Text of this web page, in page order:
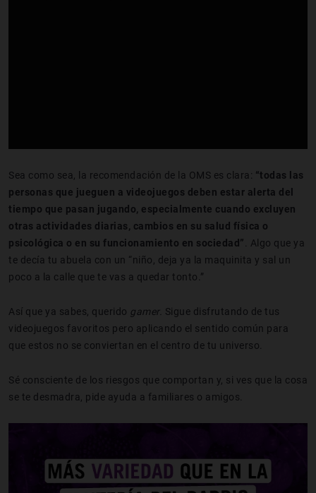
Sea como sea, la recomendación de la OMS es clara: “todas las
personas que jueguen a videojuegos deben estar alerta del
tiempo que pasan jugando, especialmente cuando excluyen
otras actividades diarias, cambios en su salud física o
psicológica o en su funcionamiento en sociedad” . Algo que ya
te decía tu abuela con un “niño, deja ya la maquinita y sal un
poco a la calle que te vas a quedar tonto.”
Así que ya sabes, querido gamer. Sigue disfrutando de tus
videojuegos favoritos pero aplicando el sentido común para
que estos no se conviertan en el centro de tu universo.
Sé consciente de los riesgos que comportan y, si ves que la cosa
se te desmadra, pide ayuda a familiares o amigos.